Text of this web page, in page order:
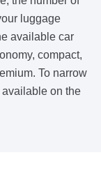
luggage
available car
compact,
To narrow
on the